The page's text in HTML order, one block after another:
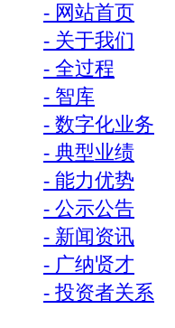
- 网站首页
- 关于我们
- 全过程
- 智库
- 数字化业务
- 典型业绩
- 能力优势
- 公示公告
- 新闻资讯
- 广纳贤才
- 投资者关系